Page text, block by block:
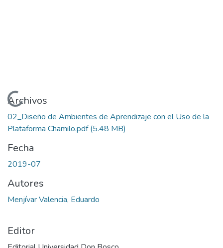
Cargando...
Archivos
02_Diseño de Ambientes de Aprendizaje con el Uso de la
Plataforma Chamilo.pdf(5.48 MB)
Fecha
2019-07
Autores
Menjívar Valencia, Eduardo
Editor